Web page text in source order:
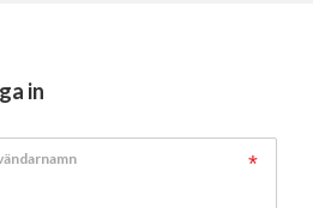
in